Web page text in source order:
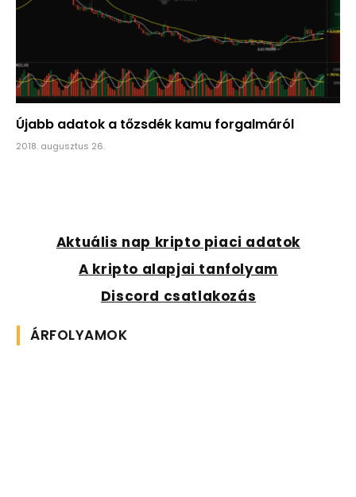
Újabb adatok a tőzsdék kamu forgalmáról
2018. augusztus 26.
Aktuális nap kripto piaci adatok
A kripto alapjai tanfolyam
Discord csatlakozás
ÁRFOLYAMOK